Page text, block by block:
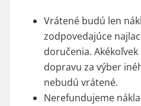
Vrátené budú len
zodpovedajúce
doručenia.
dopravu za výber
nebudú vrátené.
Nerefundujeme